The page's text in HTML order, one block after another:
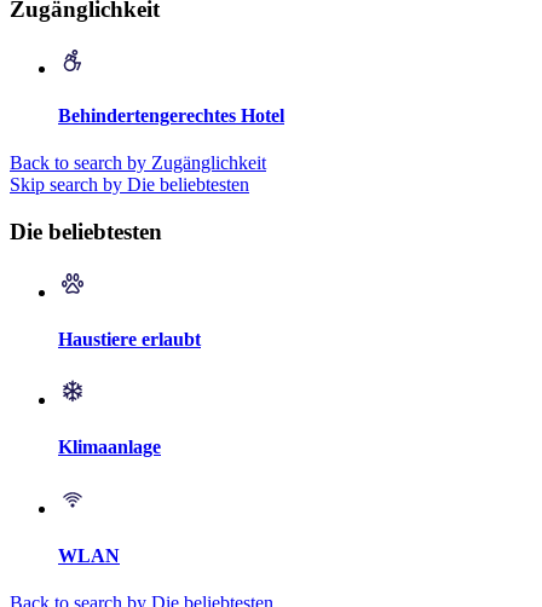
Zugänglichkeit
Behindertengerechtes Hotel
Back to search by Zugänglichkeit
Skip search by Die beliebtesten
Die beliebtesten
Haustiere erlaubt
Klimaanlage
WLAN